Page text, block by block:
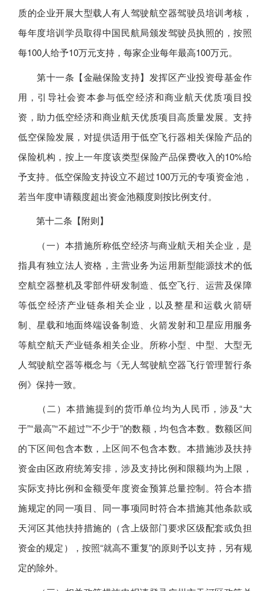
质的企业开展大型载人有人驾驶航空器驾驶员培训考核，
每年度培训学员取得中国民航局颁发驾驶员执照的，按照
每100人给予10万元支持，每家企业每年最高100万元。
第十一条【金融保险支持】发挥区产业投资母基金作
用，引导社会资本参与低空经济和商业航天优质项目投
资，助力低空经济和商业航天优质项目高质量发展。支持
低空保险发展，对提供适用于低空飞行器相关保险产品的
保险机构，按上一年度该类型保险产品保费收入的10%给
予支持。低空保险支持设立不超过100万元的专项资金池，
若当年度申请额度超出资金池额度则按比例支付。
第十二条【附则】
（一）本措施所称低空经济与商业航天相关企业，是
指具有独立法人资格，主营业务为运用新型能源技术的低
空航空器整机及零部件研发制造、低空飞行、运营及保障
等低空经济产业链条相关企业，以及整星和运载火箭研
制、星载和地面终端设备制造、火箭发射和卫星应用服务
等航空航天产业链条相关企业。所称小型、中型、大型无
人驾驶航空器等概念与《无人驾驶航空器飞行管理暂行条
例》保持一致。
（二）本措施提到的货币单位均为人民币，涉及“大
于”“最高”“不超过”“不少于”的数额，均包含本数。数额区间
的下区间包含本数，上区间不包含本数。本措施涉及扶持
资金由区政府统筹安排，涉及支持比例和限额均为上限，
实际支持比例和金额受年度资金预算总量控制。符合本措
施规定的同一项目、同一事项同时符合本措施其他条款或
天河区其他扶持措施的（含上级部门要求区级配套或负担
资金的规定），按照“就高不重复”的原则予以支持，另有规
定的除外。